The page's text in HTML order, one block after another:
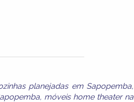
planejadas em Sapopemba,
, móveis home theater na